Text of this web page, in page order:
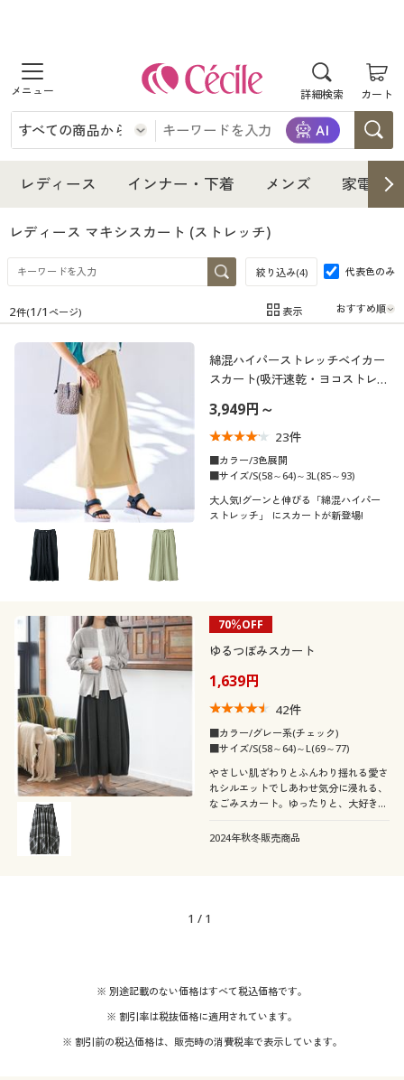
詳細検索 カート
商品を探す
レディース
レディースファッション
女性下着
インナー・下着
インナー・下着通販すべて
女性下着
メンズ下着
ジュニア・ティーンズ下着
メンズ
メンズ通販すべて
メンズファッション
メンズ下着
家電・雑貨
家電・雑貨すべて
キッチン・雑貨・日用品
寝具・インテリア・家具
寝具・インテリア・家具通販すべて
家具・収納
寝具・ベッド
カーテン・ラグ・ファブリック
美容・健康
美容・健康通販すべて
美容・健康・サプリメント
制服・スクール
制服・スクールすべて
制服・学生服
ジュニア・ティーンズ下着
大きいサイズ
大きいサイズ通販すべて
大きいサイズ レディース服
大きいサイズ レディース下着
大きいサイズ メンズ
大きいサイズ 事務・制服
バーゲン
バーゲンセール
シークレットセール
詳細検索
商品カテゴリ一覧
カタログ
カタログ・チラシからのご注文
デジタルカタログ
カタログ無料プレゼント
会員メニュー
サポート
レディース インナー・下着 メンズ 家電・
レディース マキシスカート (ストレッチ)
絞り込み(4) 代表色のみ
在庫 在庫のある商品のみ表示
カテゴリ
口コミ
(4〜4.9)
レディースサ
イズ
S M
こだわり条件
で絞り込む
柄・デザイン
チェック 無地
スリット
素材
ナイロン
機能・特徴
ナチュラル
2件(1/1 ページ) 表示
綿混ハイパーストレッチベイカー
スカート(吸汗速乾・ヨコストレッ
3,949円～
23件
■カラー/3色展開
■サイズ/S(58～64)～3L(85～93)
大人気!グーンと伸びる「綿混ハイパー
ストレッチ」 にスカートが新登場!
70％OFF
ゆるつぼみスカート
1,639円
42件
■カラー/グレー系(チェック)
■サイズ/S(58～64)～L(69～77)
やさしい肌ざわりとふんわり揺れる愛さ
れシルエットでしあわせ気分に浸れる、
なごみスカート。ゆったりと、大好きな
2024年秋冬販売商品
1 / 1
※ 別途記載のない価格はすべて税込価格です。
※ 割引率は税抜価格に適用されています。
※ 割引前の税込価格は、販売時の消費税率で表示しています。